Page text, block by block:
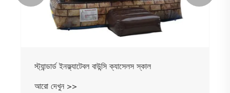
স্ট্যান্ডার্ড ইনফ্ল্যাটেবল বাউন্সি ক্যাসেলস স্কাল
আরো দেখুন >>